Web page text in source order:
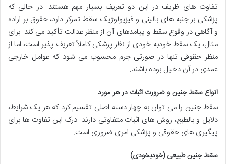
تفاوت های ظریف در این دو تعریف بسیار مهم هستند. در حالی که
پزشکی بر جنبه های بالینی و فیزیولوژیک سقط تمرکز دارد، حقوق بر اراده
و آگاهی در وقوع سقط و پیامدهای آن از منظر عدالت تأکید می کند. برای
مثال، یک سقط خودبه خودی از نظر پزشکی کاملاً تعریف پذیر است، اما از
منظر حقوقی تنها در صورتی جرم محسوب می شود که عوامل خارجی
عمدی در آن دخیل بوده باشند.
انواع سقط جنین و ضرورت اثبات در هر مورد
سقط جنین را می توان به چهار دسته اصلی تقسیم کرد که هر یک شرایط،
دلایل و بالطبع، روش های اثبات متفاوتی دارند. درک این تفاوت ها برای
پیگیری های حقوقی و پزشکی امری ضروری است.
سقط جنین طبیعی (خودبخودی)